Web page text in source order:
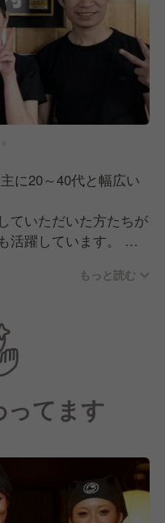
に20～40代と幅広い
ていただいた方たちが
活躍しています。
性を築いています。
明るく元気な雰囲気。
いあいとした空間で
もっと読む
てます